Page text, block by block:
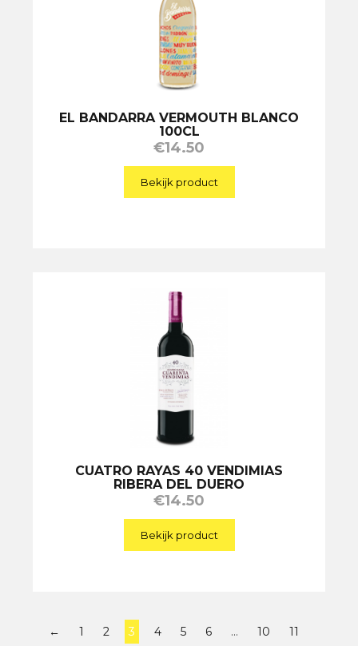
EL BANDARRA VERMOUTH BLANCO
100CL
€14.50
Bekijk product
CUATRO RAYAS 40 VENDIMIAS
RIBERA DEL DUERO
€14.50
Bekijk product
← 1 2 3 4 5 6 … 10
11